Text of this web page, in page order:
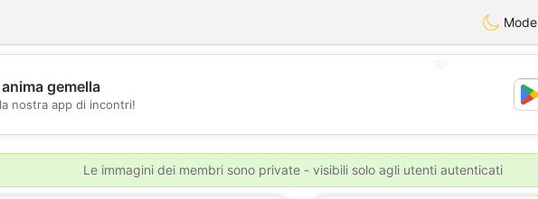
Mode
gemella
nostra app di incontri!
Le immagini dei membri sono private - visibili solo agli utenti autenticati